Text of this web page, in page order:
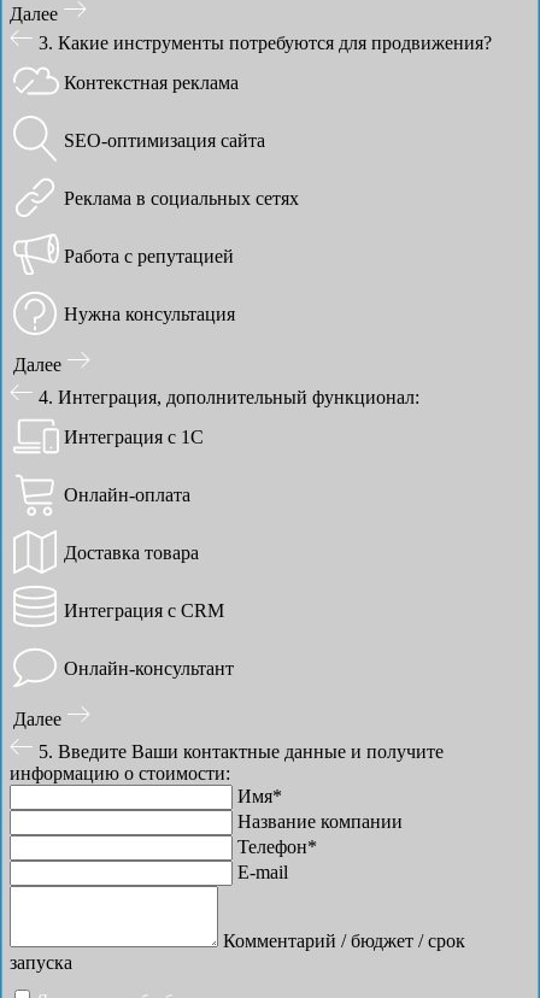
Далее
3. Какие инструменты потребуются для продвижения?
Контекстная реклама
SEO-оптимизация сайта
Реклама в социальных сетях
Работа с репутацией
Нужна консультация
Далее
4. Интеграция, дополнительный функционал:
Интеграция с 1С
Онлайн-оплата
Доставка товара
Интеграция с CRM
Онлайн-консультант
Далее
5. Введите Ваши контактные данные и получите
информацию о стоимости:
Имя*
Название компании
Телефон*
E-mail
Комментарий / бюджет / срок
запуска